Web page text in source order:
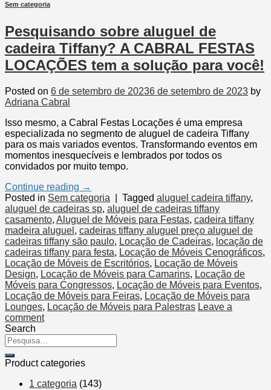
Sem categoria
Pesquisando sobre aluguel de
cadeira Tiffany? A CABRAL FESTAS
LOCAÇÕES tem a solução para você!
Posted on 6 de setembro de 20236 de setembro de 2023 by
Adriana Cabral
Isso mesmo, a Cabral Festas Locações é uma empresa
especializada no segmento de aluguel de cadeira Tiffany
para os mais variados eventos. Transformando eventos em
momentos inesquecíveis e lembrados por todos os
convidados por muito tempo.
Continue reading →
Posted in Sem categoria Tagged aluguel cadeira tiffany,
aluguel de cadeiras sp, aluguel de cadeiras tiffany
casamento, Aluguel de Móveis para Festas, cadeira tiffany
madeira aluguel , cadeiras tiffany aluguel preço aluguel de
cadeiras tiffany são paulo, Locação de Cadeiras, locação de
cadeiras tiffany para festa, Locação de Móveis Cenográficos,
Locação de Móveis de Escritórios, Locação de Móveis
Design, Locação de Móveis para Camarins, Locação de
Móveis para Congressos, Locação de Móveis para Eventos,
Locação de Móveis para Feiras, Locação de Móveis para
Lounges, Locação de Móveis para Palestras Leave a
comment
Search
Product categories
1 categoria (143)